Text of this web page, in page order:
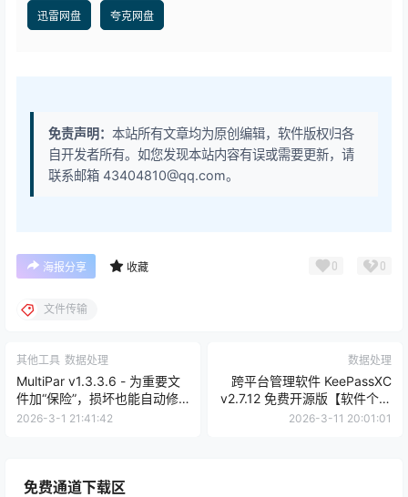
迅雷网盘 夸克网盘
免责声明： 本站所有文章均为原创编辑，软件版权归各
自开发者所有。如您发现本站内容有误或需要更新，请
联系邮箱 43404810@qq.com。
海报分享 收藏 0 0
文件传输
其他工具 数据处理
MultiPar v1.3.3.6 - 为重要文
件加“保险”，损坏也能自动修
复的数据保护神器【软件个锤
2026-3-1 21:41:42
数据处理
跨平台管理软件 KeePassXC
v2.7.12 免费开源版【软件个锤
子·R2744】
2026-3-11 20:01:01
免费通道下载区